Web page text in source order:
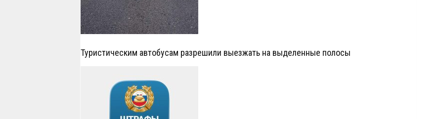
Туристическим автобусам разрешили выезжать на выделенные полосы